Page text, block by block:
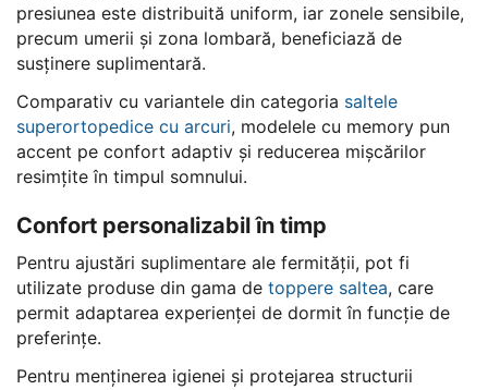
presiunea este distribuită uniform, iar zonele sensibile,
precum umerii și zona lombară, beneficiază de
susținere suplimentară.
Comparativ cu variantele din categoria saltele
superortopedice cu arcuri, modelele cu memory pun
accent pe confort adaptiv și reducerea mișcărilor
resimțite în timpul somnului.
Confort personalizabil în timp
Pentru ajustări suplimentare ale fermității, pot fi
utilizate produse din gama de toppere saltea, care
permit adaptarea experienței de dormit în funcție de
preferințe.
Pentru menținerea igienei și protejarea structurii